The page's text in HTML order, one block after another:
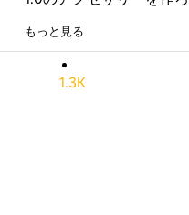
もっと見る
1.3K